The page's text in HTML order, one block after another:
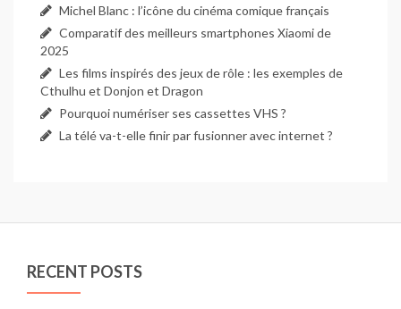
en brocart chinois et sa
finition satin métallique.
qui veulent un accessoire
aussi expressif que leur jeu,
luxueuse au contact, tout
en restant robuste et
renforce l'impression de
Michel Blanc : l’icône du cinéma comique français
Comparatif des meilleurs smartphones Xiaomi de
2025
Les films inspirés des jeux de rôle : les exemples de
Cthulhu et Donjon et Dragon
Pourquoi numériser ses cassettes VHS ?
La télé va-t-elle finir par fusionner avec internet ?
RECENT POSTS